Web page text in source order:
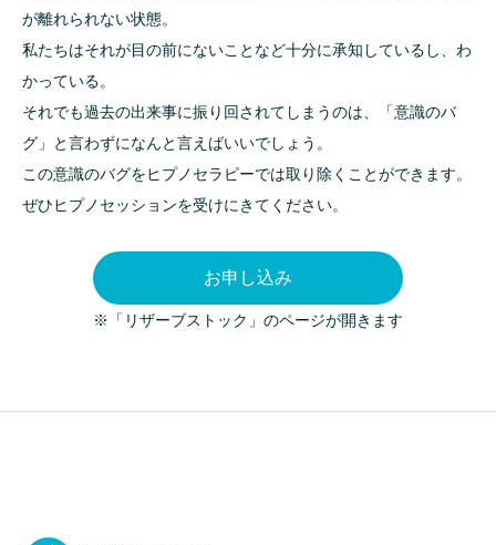
が離れられない状態。
私たちはそれが目の前にないことなど十分に承知しているし、わ
かっている。
それでも過去の出来事に振り回されてしまうのは、「意識のバ
グ」と言わずになんと言えばいいでしょう。
この意識のバグをヒプノセラピーでは取り除くことができます。
ぜひヒプノセッションを受けにきてください。
お申し込み
※「リザーブストック」のページが開きます